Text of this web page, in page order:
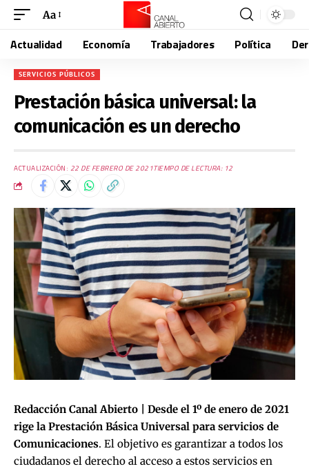
Aa
Actualidad Economía Trabajadores Política
SERVICIOS PÚBLICOS
Prestación básica universal: la
comunicación es un derecho
ACTUALIZACIÓN: 22 DE FEBRERO DE 2021TIEMPO DE LECTURA: 12
Redacción Canal Abierto |
Desde el 1º de enero de 2021
rige la Prestación Básica Universal para servicios de
Comunicaciones. El objetivo es garantizar a todos los
ciudadanos el derecho al acceso a estos servicios en